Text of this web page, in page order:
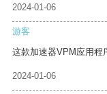
2024-01-06
游客
这款加速器VPM应用程
2024-01-06